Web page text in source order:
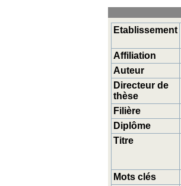
Etablissement
Affiliation
Auteur
Directeur de
thèse
Filière
Diplôme
Titre
Mots clés